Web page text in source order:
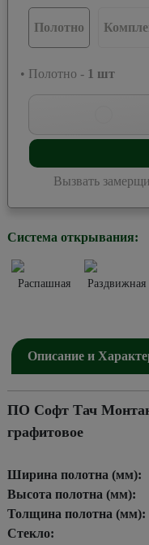
Полотно
• Полотно - 1 шт
Вызвать
Система открывания:
Распашная Раздвижная
Описание и
ПО Софт Тач
графитовое
Ширина полотна (мм):
Высота полотна (мм):
Толщина полотна (мм):
Стекло: